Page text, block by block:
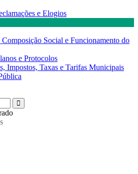
e Elogios
Social e Funcionamento do
e Protocolos
Impostos, Taxas e Tarifas Municipais